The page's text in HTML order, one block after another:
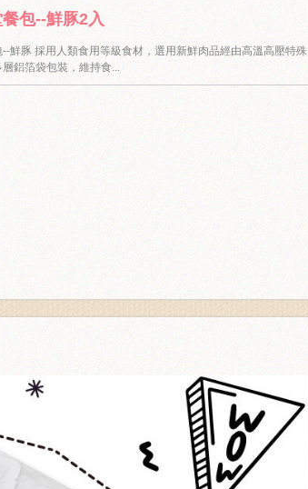
包--鮮豚2入
鮮豚 採用人類食用等級食材，選用新鮮肉品經由高溫高壓特殊
鋁箔袋包裝，維持食...